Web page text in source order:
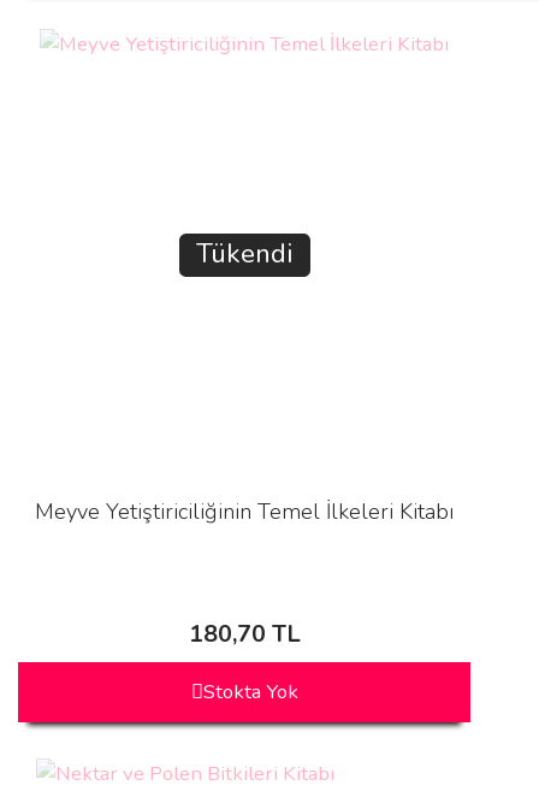
Tükendi
Meyve Yetiştiriciliğinin Temel İlkeleri Kitabı
180,70 TL
Stokta Yok